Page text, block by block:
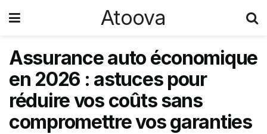
Atoova
Assurance auto économique
en 2026 : astuces pour
réduire vos coûts sans
compromettre vos garanties